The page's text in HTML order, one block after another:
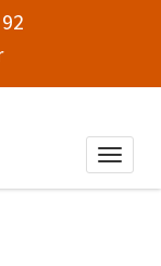
Toggle